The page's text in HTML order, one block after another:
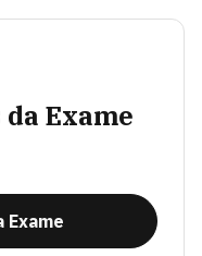
Exame
Exame